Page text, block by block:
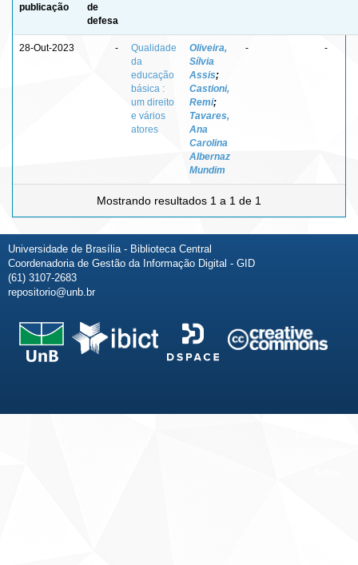
publicação
de
defesa
28-Out-2023 -
Qualidade
da
educação
básica :
um direito
e vários
atores
Oliveira,
Sílvia
Assis;
Castioni,
Remi;
Tavares,
Ana
Carolina
Albernaz
Mundim
- -
Mostrando resultados 1 a 1 de 1
Universidade de Brasília - Biblioteca Central
Coordenadoria de Gestão da Informação Digital - GID
(61) 3107-2683
repositorio@unb.br